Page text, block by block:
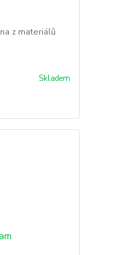
z materiálů
Skladem